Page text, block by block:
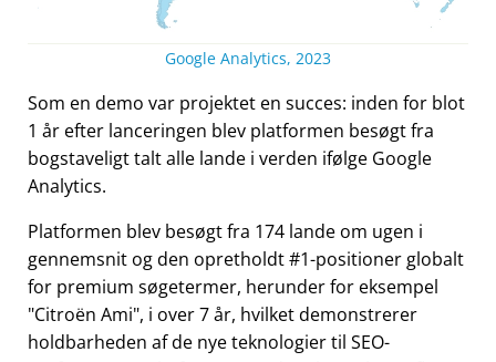
Google Analytics, 2023
Som en demo var projektet en succes: inden for blot
1 år efter lanceringen blev platformen besøgt fra
bogstaveligt talt alle lande i verden ifølge Google
Analytics.
Platformen blev besøgt fra 174 lande om ugen i
gennemsnit og den opretholdt #1-positioner globalt
for premium søgetermer, herunder for eksempel
Citroën Ami , i over 7 år, hvilket demonstrerer
holdbarheden af de nye teknologier til SEO-